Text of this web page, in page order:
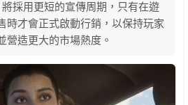
將採用更短的宣傳周期，只有在遊
時才會正式啟動行銷，以保持玩家
營造更大的市場熱度。